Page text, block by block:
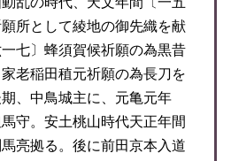
所として綾地の御先織を献
七〕蜂須賀候祈願の為黒昔
老稲田稙元祈願の為長刀を
、中鳥城主に、元亀元年
馬守。安土桃山時代天正年間
馬亮拠る。後に前田京本入道